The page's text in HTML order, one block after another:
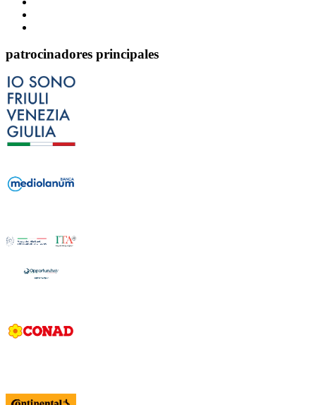
patrocinadores principales